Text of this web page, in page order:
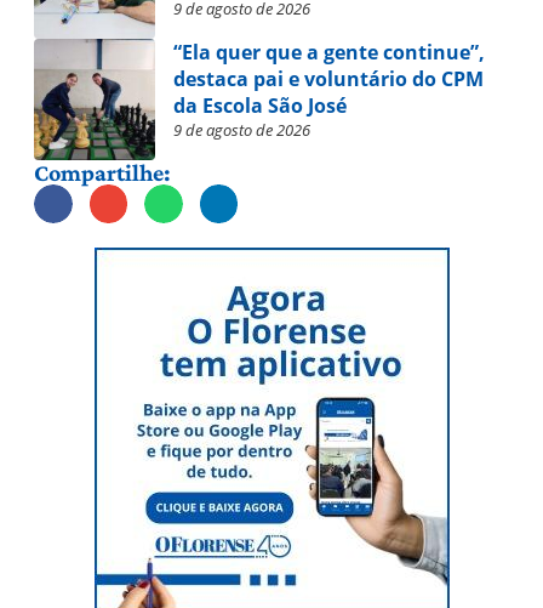
9 de agosto de 2026
“Ela quer que a gente continue”,
destaca pai e voluntário do CPM
da Escola São José
9 de agosto de 2026
Compartilhe: